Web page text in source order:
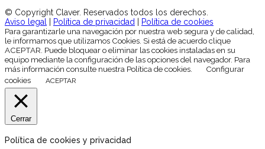
© Copyright Claver. Reservados todos los derechos.
Aviso legal
Política de privacidad
Política de cookies
Para garantizarle una navegación por nuestra web segura y de calidad,
le informamos que utilizamos Cookies. Si está de acuerdo clique
ACEPTAR. Puede bloquear o eliminar las cookies instaladas en su
equipo mediante la configuración de las opciones del navegador. Para
más información consulte nuestra Política de cookies.
Configurar
cookies
ACEPTAR
Cerrar
Política de cookies y privacidad